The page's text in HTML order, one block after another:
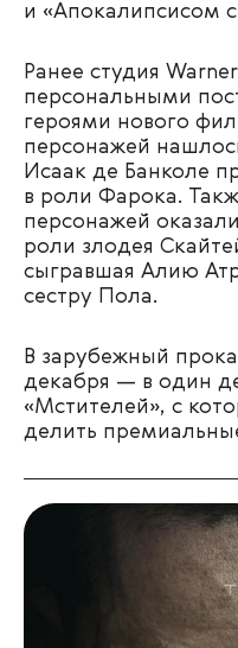
и «Апокалипсисом
Ранее студия
персональными
героями нового
персонажей
Исаак де Банколе
в роли Фарока.
персонажей
роли злодея
сыгравшая Алию
сестру Пола.
В зарубежный
декабря — в один
«Мстителей», с
делить